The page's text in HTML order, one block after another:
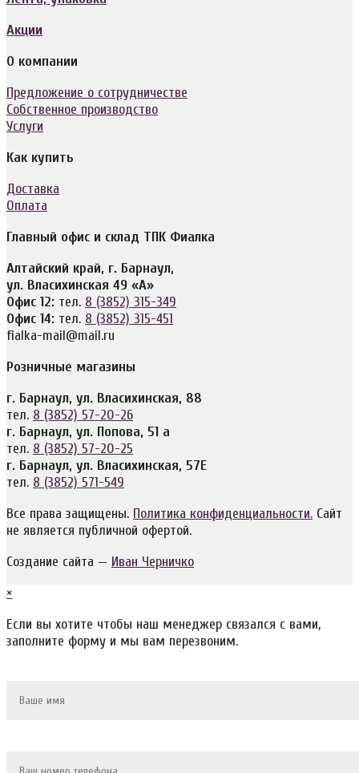
Акции
О компании
Предложение о сотрудничестве
Собственное производство
Услуги
Как купить
Доставка
Оплата
Главный офис и склад ТПК Фиалка
Алтайский край, г. Барнаул,
ул. Власихинская 49 «А»
Офис 12: тел. 8 (3852) 315-349
Офис 14: тел. 8 (3852) 315-451
fialka-mail@mail.ru
Розничные магазины
г. Барнаул, ул. Власихинская, 88
тел. 8 (3852) 57-20-26
г. Барнаул, ул. Попова, 51 а
тел. 8 (3852) 57-20-25
г. Барнаул, ул. Власихинская, 57Е
тел. 8 (3852) 571-549
Все права защищены. Политика конфиденциальности. Сайт
не является публичной офертой.
Создание сайта — Иван Черничко
×
Если вы хотите чтобы наш менеджер связался с вами,
заполните форму и мы вам перезвоним.